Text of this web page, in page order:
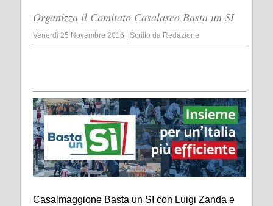
Organizza il Comitato Casalasco Basta un SI
Venerdì 25 Novembre 2016 Scritto da Redazione
Casalmaggione Basta un SI con Luigi Zanda e